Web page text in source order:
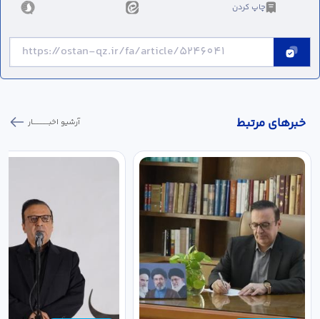
چاپ کردن
خبر‌های مرتبط آرشیو اخبـــــــــــار